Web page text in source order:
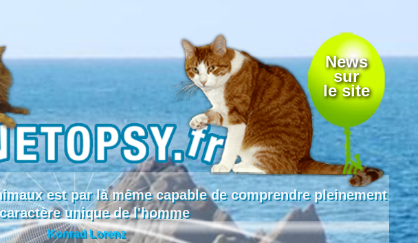
News
sur
le site
est par là même capable de comprendre pleinement
unique de l'homme
Konrad Lorenz